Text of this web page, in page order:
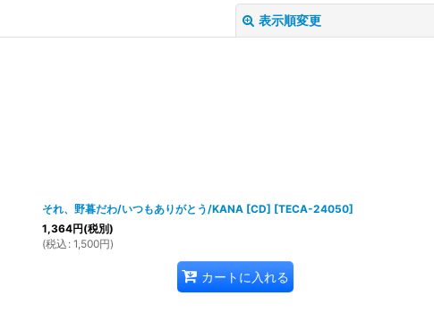
表示順変更
それ、野暮だわ/いつもありがとう/KANA [CD] [TECA-24050]
1,364円(税別)
(税込 : 1,500円)
カートに入れる